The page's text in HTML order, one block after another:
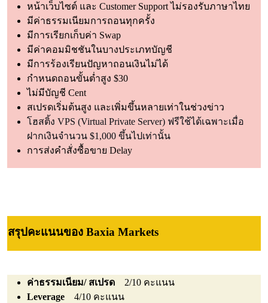
หน้าเว็บไซต์ และ Customer Support ไม่รองรับภาษาไทย
มีค่าธรรมเนียมการถอนทุกครั้ง
มีการเรียกเก็บค่า Swap
มีค่าคอมมิชชันในบางประเภทบัญชี
มีการร้องเรียนปัญหาถอนเงินไม่ได้
กำหนดถอนขั้นต่ำสูง $30
ไม่มีบัญชี Cent
สเปรดเริ่มต้นสูง และเพิ่มขึ้นหลายเท่าในช่วงข่าว
โฮสติ้ง VPS (Virtual Private Server) ฟรีใช้ได้เฉพาะเมื่อ
ฝากเงินจำนวน $1,000 ขึ้นไปเท่านั้น
การส่งคำสั่งซื้อขาย Delay
สรุปคะแนนของ Baxia Markets
ค่าธรรมเนียม/ สเปรด 2/10 คะแนน
Leverage 4/10 คะแนน